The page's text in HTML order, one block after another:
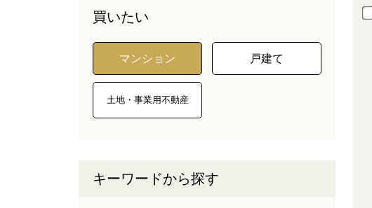
買いたい
マンション 戸建て
土地・事業用不動産
キーワードから探す